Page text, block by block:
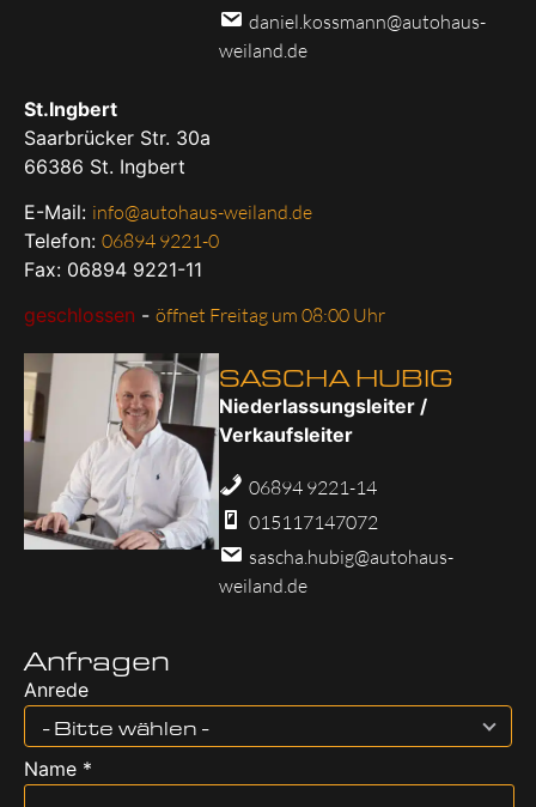
daniel.kossmann@autohaus-
weiland.de
St.Ingbert
Saarbrücker Str. 30a
66386 St. Ingbert
E-Mail: info@autohaus-weiland.de
Telefon: 06894 9221-0
Fax: 06894 9221-11
geschlossen - öffnet Freitag um 08:00 Uhr
SASCHA HUBIG
Niederlassungsleiter /
Verkaufsleiter
06894 9221-14
015117147072
sascha.hubig@autohaus-
weiland.de
Anfragen
Anrede
- Bitte wählen -
Name *